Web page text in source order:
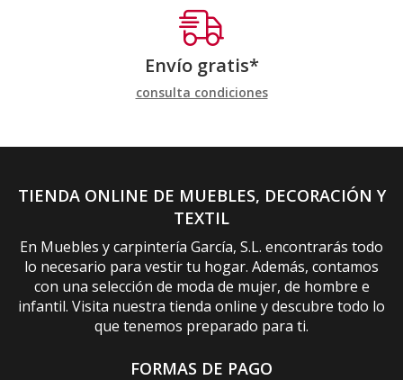
Envío gratis*
consulta condiciones
TIENDA ONLINE DE MUEBLES, DECORACIÓN Y
TEXTIL
En Muebles y carpintería García, S.L. encontrarás todo
lo necesario para vestir tu hogar. Además, contamos
con una selección de moda de mujer, de hombre e
infantil. Visita nuestra tienda online y descubre todo lo
que tenemos preparado para ti.
FORMAS DE PAGO